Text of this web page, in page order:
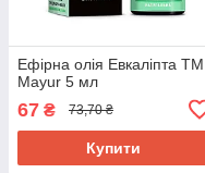
Ефірна олія Евкаліпта TM
Mayur 5 мл
67 ₴ 73,70 ₴
Купити